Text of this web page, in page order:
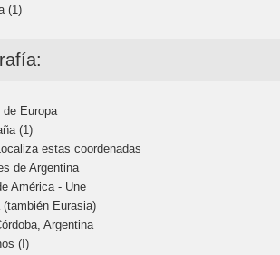
(1)
Europa
(1)
estas coordenadas
de Argentina
América - Une
Eurasia)
Argentina
(I)